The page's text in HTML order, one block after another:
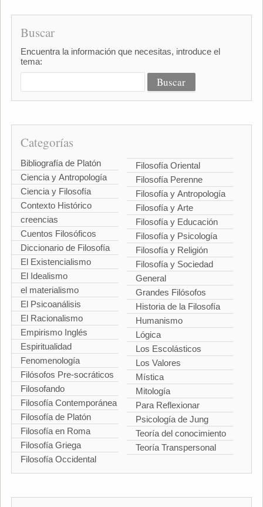
Buscar
Encuentra la información que necesitas, introduce el
tema:
Categorías
Bibliografía de Platón
Ciencia y Antropología
Ciencia y Filosofía
Contexto Histórico
creencias
Cuentos Filosóficos
Diccionario de Filosofía
El Existencialismo
El Idealismo
el materialismo
El Psicoanálisis
El Racionalismo
Empirismo Inglés
Espiritualidad
Fenomenología
Filósofos Pre-socráticos
Filosofando
Filosofía Contemporánea
Filosofía de Platón
Filosofía en Roma
Filosofía Griega
Filosofía Occidental
Filosofía Oriental
Filosofía Perenne
Filosofía y Antropología
Filosofía y Arte
Filosofía y Educación
Filosofía y Psicología
Filosofía y Religión
Filosofía y Sociedad
General
Grandes Filósofos
Historia de la Filosofía
Humanismo
Lógica
Los Escolásticos
Los Valores
Mística
Mitología
Para Reflexionar
Psicología de Jung
Teoría del conocimiento
Teoría Transpersonal